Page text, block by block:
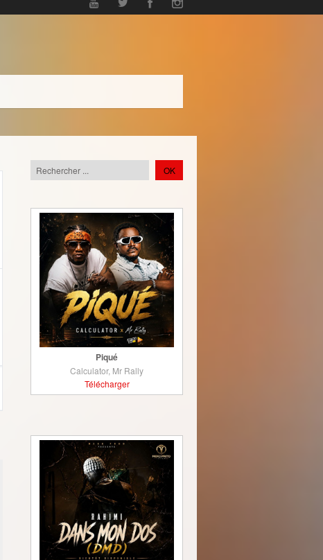
Piqué
Calculator, Mr Rally
Télécharger